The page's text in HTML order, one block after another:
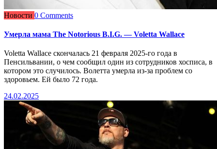
Новости 0 Comments
Умерла мама The Notorious B.I.G. — Voletta Wallace
Voletta Wallace скончалась 21 февраля 2025-го года в
Пенсильвании, о чем сообщил один из сотрудников хосписа, в
котором это случилось. Волетта умерла из-за проблем со
здоровьем. Ей было 72 года.
24.02.2025